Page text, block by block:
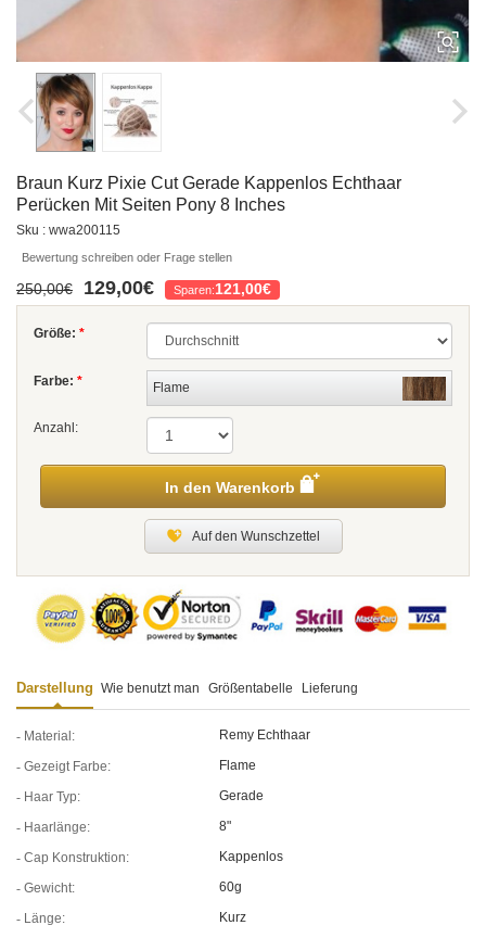
Braun Kurz Pixie Cut Gerade Kappenlos Echthaar
Perücken Mit Seiten Pony 8 Inches
Sku : wwa200115
Bewertung schreiben oder Frage stellen
250,00€ 129,00€ Sparen:121,00€
Größe: *
Farbe: * Flame
Anzahl:
In den Warenkorb
Auf den Wunschzettel
Darstellung Wie benutzt man Größentabelle Lieferung
Material: Remy Echthaar
Gezeigt Farbe: Flame
Haar Typ: Gerade
Haarlänge: 8"
Cap Konstruktion: Kappenlos
Gewicht: 60g
Länge: Kurz